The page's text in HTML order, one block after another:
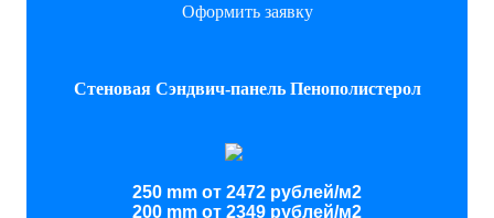
Оформить заявку
Стеновая Сэндвич-панель Пенополистерол
250 mm от 2472 рублей/м2
200 mm от 2349 рублей/м2